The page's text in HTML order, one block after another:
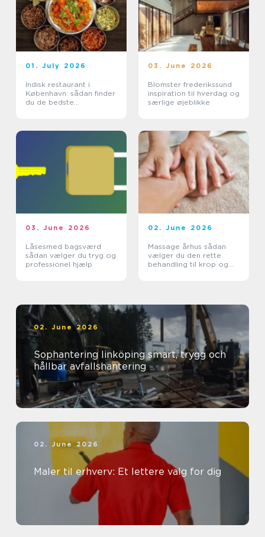
01. July 2026
Indisk restaurant i
København: sådan finder
du de bedste
03. June 2026
Blomster frederikssund
inspiration til hverdag og
særlige øjeblikke
03. June 2026
Låsesmed bagsværd
sådan vælger du tryg og
professionel hjælp
02. June 2026
Massage århus sådan
vælger du den rette
behandling til krop og
02. June 2026
Sophantering linköping smart, trygg och
hållbar avfallshantering
02. June 2026
Maler til erhverv: Et lettere valg for dig